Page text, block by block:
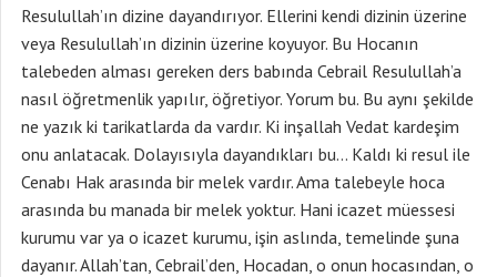
Resulullah’ın dizine dayandırıyor. Ellerini kendi dizinin üzerine
veya Resulullah’ın dizinin üzerine koyuyor. Bu Hocanın
talebeden alması gereken ders babında Cebrail Resulullah’a
nasıl öğretmenlik yapılır, öğretiyor. Yorum bu. Bu aynı şekilde
ne yazık ki tarikatlarda da vardır. Ki inşallah Vedat kardeşim
onu anlatacak. Dolayısıyla dayandıkları bu… Kaldı ki resul ile
Cenabı Hak arasında bir melek vardır. Ama talebeyle hoca
arasında bu manada bir melek yoktur. Hani icazet müessesi
kurumu var ya o icazet kurumu, işin aslında, temelinde şuna
dayanır. Allah’tan, Cebrail’den, Hocadan, o onun hocasından, o